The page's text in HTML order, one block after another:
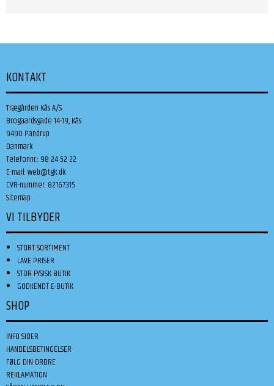
KONTAKT
Trægården Kås A/S
Brogaardsgade 14-19, Kås
9490 Pandrup
Danmark
Telefonnr.: 98 24 52 22
E-mail:web@tgk.dk
CVR-nummer: 82167315
Sitemap
VI TILBYDER
STORT SORTIMENT
LAVE PRISER
STOR FYSISK BUTIK
GODKENDT E-BUTIK
SHOP
INFO SIDER
HANDELSBETINGELSER
FØLG DIN ORDRE
REKLAMATION